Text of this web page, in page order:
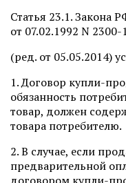
Статья 23.1. Закона
от 07.02.1992 N 2300-1
(ред. от 05.05.2014)
1. Договор купли-
обязанность
товар, должен
товара потребителю.
2. В случае, если
предварительной
договором купли-